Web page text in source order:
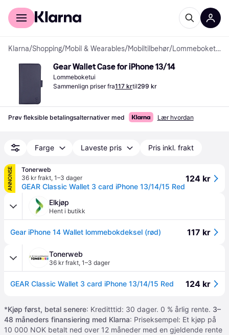
For kunder
Klarna/Shopping/Mobil & Wearables/Mobiltilbehør/ Lommeboketuier
Gear Wallet Case for iPhone 13/14
Lommeboketui
Sammenlign priser fra117 krtil299 kr
Prøv fleksible betalingsalternativer med Lær hvordan
Farge Laveste pris Pris inkl. frakt
ANNONSE
Tonerweb
36 kr frakt, 1–3 dager
GEAR Classic Wallet 3 card iPhone 13/14/15 Red
124 kr
Elkjøp
Hent i butikk
Gear iPhone 14 Wallet lommebokdeksel (rød) 117 kr
Tonerweb
36 kr frakt, 1–3 dager
GEAR Classic Wallet 3 card iPhone 13/14/15 Red 124 kr
*Kjøp først, betal senere: Kreditttid: 30 dager. 0 % årlig rente. 3–
48 måneders finansiering med Klarna: Priseksempel: Et kjøp på
10 000 NOK betalt ned over 12 måneder med en gjeldende rente